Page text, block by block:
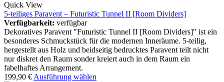
Quick View
5-teiliges Paravent – Futuristic Tunnel II [Room Dividers]
Verfügbarkeit: verfügbar
Dekoratives Paravent "Futuristic Tunnel II [Room Dividers]" ist ein
besonderes Schmuckstück für die modernen Inneräume. 5-teilig,
hergestellt aus Holz und beidseitig bedrucktes Paravent teilt nicht
nur diskret den Raum sonder kreiert auch in dem Raum ein
fabelhaftes Arrangement.
199,90 € Ausführung wählen